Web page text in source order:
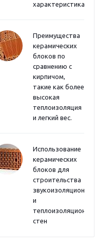
характеристикам
Преимущества
керамических
блоков по
сравнению с
кирпичом,
такие как более
высокая
теплоизоляция
и легкий вес.
Использование
керамических
блоков для
строительства
звукоизоляционных
и
теплоизоляционных
стен